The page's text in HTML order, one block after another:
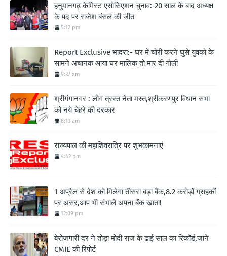
हनुमानगढ़ केमिस्ट एसोसिएशन चुनाव:-20 साल के बाद अध्यक्ष
के पद पर राजेश बंसल की जीत
5:12 pm
Report Exclusive भादरा:- घर में चोरी करने घुसे युवको के
सामने अचानक आया घर मालिक तो मार दी गोली
9:37 am
श्रीगंगानगर : लोग त्रस्त नेता मस्त,श्रीकरणपुर विधान सभा
को नये चेहरे की दरकार
8:13 am
राज्यपाल की महाशिवरात्रि पर शुभकामनाएं
4:42 pm
1 अप्रैल से देश को मिलेगा तीसरा बड़ा बैंक,8.2 करोड़ों ग्राहकों
पर असर,आप भी संभाले अपना बैंक खाता!
12:09 pm
बेरोजगारी दर ने तोड़ा मोदी राज के ढाई साल का रिकॉर्ड,जाने
CMIE की रिपोर्ट